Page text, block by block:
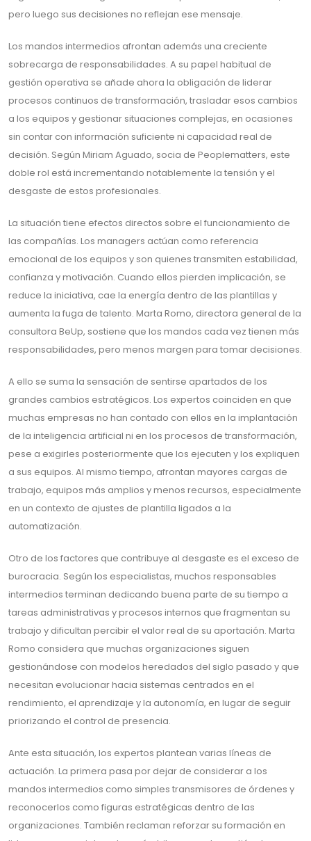
pero luego sus decisiones no reflejan ese mensaje.
Los mandos intermedios afrontan además una creciente
sobrecarga de responsabilidades. A su papel habitual de
gestión operativa se añade ahora la obligación de liderar
procesos continuos de transformación, trasladar esos cambios
a los equipos y gestionar situaciones complejas, en ocasiones
sin contar con información suficiente ni capacidad real de
decisión. Según Miriam Aguado, socia de Peoplematters, este
doble rol está incrementando notablemente la tensión y el
desgaste de estos profesionales.
La situación tiene efectos directos sobre el funcionamiento de
las compañías. Los managers actúan como referencia
emocional de los equipos y son quienes transmiten estabilidad,
confianza y motivación. Cuando ellos pierden implicación, se
reduce la iniciativa, cae la energía dentro de las plantillas y
aumenta la fuga de talento. Marta Romo, directora general de la
consultora BeUp, sostiene que los mandos cada vez tienen más
responsabilidades, pero menos margen para tomar decisiones.
A ello se suma la sensación de sentirse apartados de los
grandes cambios estratégicos. Los expertos coinciden en que
muchas empresas no han contado con ellos en la implantación
de la inteligencia artificial ni en los procesos de transformación,
pese a exigirles posteriormente que los ejecuten y los expliquen
a sus equipos. Al mismo tiempo, afrontan mayores cargas de
trabajo, equipos más amplios y menos recursos, especialmente
en un contexto de ajustes de plantilla ligados a la
automatización.
Otro de los factores que contribuye al desgaste es el exceso de
burocracia. Según los especialistas, muchos responsables
intermedios terminan dedicando buena parte de su tiempo a
tareas administrativas y procesos internos que fragmentan su
trabajo y dificultan percibir el valor real de su aportación. Marta
Romo considera que muchas organizaciones siguen
gestionándose con modelos heredados del siglo pasado y que
necesitan evolucionar hacia sistemas centrados en el
rendimiento, el aprendizaje y la autonomía, en lugar de seguir
priorizando el control de presencia.
Ante esta situación, los expertos plantean varias líneas de
actuación. La primera pasa por dejar de considerar a los
mandos intermedios como simples transmisores de órdenes y
reconocerlos como figuras estratégicas dentro de las
organizaciones. También reclaman reforzar su formación en